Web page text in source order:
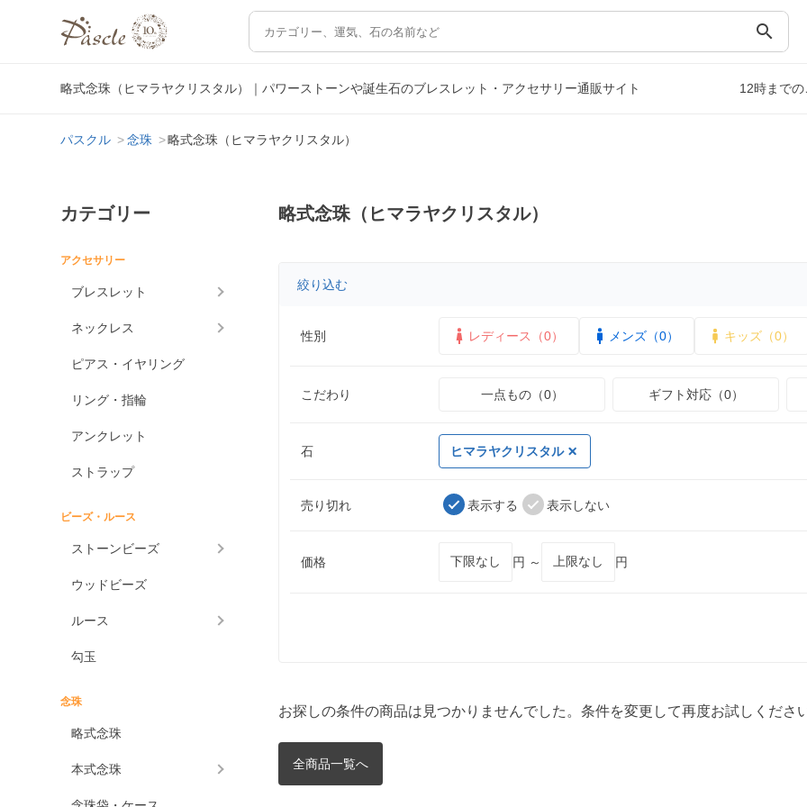
search
略式念珠（ヒマラヤクリスタル）｜パワーストーンや誕生石のブレスレット・アクセサリー通販サイト 12時まで
パスクル 念珠 略式念珠（ヒマラヤクリスタル）
カテゴリー
アクセサリー
ブレスレット
ネックレス
ピアス・イヤリング
リング・指輪
アンクレット
ストラップ
ビーズ・ルース
ストーンビーズ
ウッドビーズ
ルース
勾玉
念珠
略式念珠
本式念珠
略式念珠（ヒマラヤクリスタル）
絞り込む
性別 レディース（0） メンズ（0） キッズ（0）
こだわり 一点もの（0） ギフト対応（0）
石 ヒマラヤクリスタル
売り切れ 表示する 表示しない
価格 円 ～ 円
お探しの条件の商品は見つかりませんでした。条件を変更して再度お試しください
全商品一覧へ